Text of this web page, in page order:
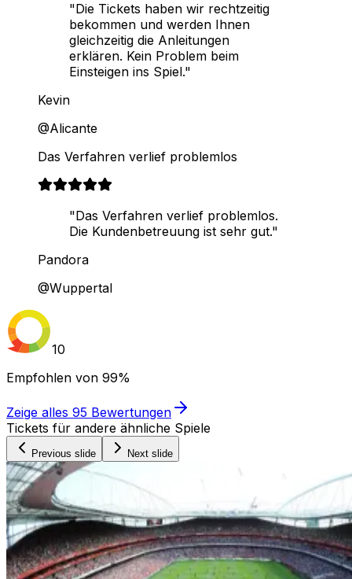
"Die Tickets haben wir rechtzeitig
bekommen und werden Ihnen
gleichzeitig die Anleitungen
erklären. Kein Problem beim
Einsteigen ins Spiel."
Kevin
@Alicante
Das Verfahren verlief problemlos
"Das Verfahren verlief problemlos.
Die Kundenbetreuung ist sehr gut."
Pandora
@Wuppertal
10
Empfohlen von 99%
Zeige alles 95 Bewertungen
Tickets für andere ähnliche Spiele
Previous slide Next slide